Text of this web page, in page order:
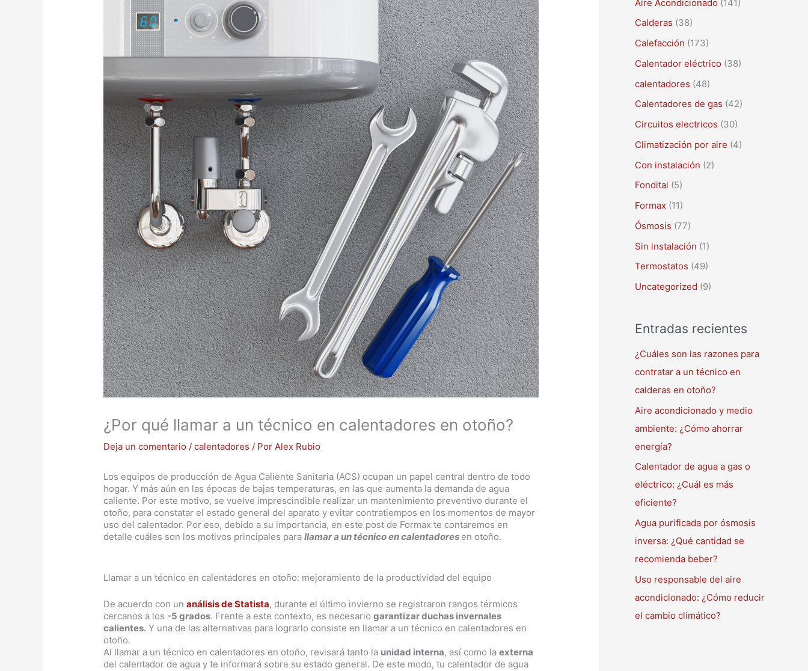
¿Por qué llamar a un técnico en calentadores en otoño?
Deja un comentario /calentadores / Por Alex Rubio
Los equipos de producción de Agua Caliente Sanitaria (ACS) ocupan un papel central dentro de todo
hogar. Y más aún en las épocas de bajas temperaturas, en las que aumenta la demanda de agua
caliente. Por este motivo, se vuelve imprescindible realizar un mantenimiento preventivo durante el
otoño, para constatar el estado general del aparato y evitar contratiempos en los momentos de mayor
uso del calentador. Por eso, debido a su importancia, en este post de Formax te contaremos en
detalle cuáles son los motivos principales parallamar a un técnico en calentadores en otoño.
Llamar a un técnico en calentadores en otoño: mejoramiento de la productividad del equipo
De acuerdo con unanálisis de Statista, durante el último invierno se registraron rangos térmicos
cercanos a los -5 grados. Frente a este contexto, es necesariogarantizar duchas invernales
calientes. Y una de las alternativas para lograrlo consiste en llamar a un técnico en calentadores en
otoño.
Al llamar a un técnico en calentadores en otoño, revisará tanto la unidad interna, así como laexterna
del calentador de agua y te informará sobre su estado general. De este modo, tu calentador de agua
a
r
p
o
Aire Acondicionado (141)
Calderas (38)
Calefacción (173)
Calentador eléctrico (38)
calentadores (48)
Calentadores de gas (42)
Circuitos electricos (30)
Climatización por aire (4)
Con instalación (2)
Fondital (5)
Formax (11)
Ósmosis (77)
Sin instalación (1)
Termostatos (49)
Uncategorized (9)
Entradas recientes
¿Cuáles son las razones para
contratar a un técnico en
calderas en otoño?
Aire acondicionado y medio
ambiente: ¿Cómo ahorrar
energía?
Calentador de agua a gas o
eléctrico: ¿Cuál es más
eficiente?
Agua purificada por ósmosis
inversa: ¿Qué cantidad se
recomienda beber?
Uso responsable del aire
acondicionado: ¿Cómo reducir
el cambio climático?